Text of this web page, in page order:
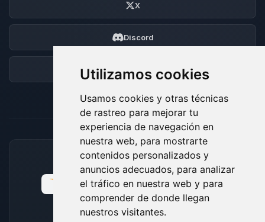
Utilizamos cookies
Usamos cookies y otras técnicas
de rastreo para mejorar tu
experiencia de navegación en
nuestra web, para mostrarte
contenidos personalizados y
anuncios adecuados, para analizar
el tráfico en nuestra web y para
comprender de donde llegan
nuestros visitantes.
X
Discord
Foro
MÉTODOS DE PAGO ACEPTADOS